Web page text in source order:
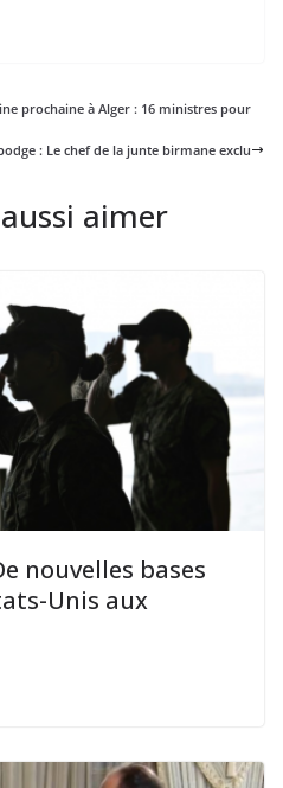
prochaine à Alger : 16 ministres pour
: Le chef de la junte birmane exclu
aimer
nouvelles bases
Unis aux